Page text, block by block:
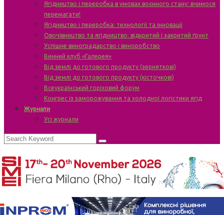
Ягідництво і переробка в умовах воєнного стану: вчимося
перемагати!
Ягідництво і переробка: технології та інновації
Овочівництво та ягідництво: відкритий і закритий ґрунт
Успішне виноградарство і виноробство
Винний клуб «Галерея»
Від землі до готового продукту (зерняткові)
Від землі до готового продукту (кісточкові)
Всеукраїнський горіховий форум
Конгрес із заморожування та холодної логістики ягід
Журнали
Усі журнали